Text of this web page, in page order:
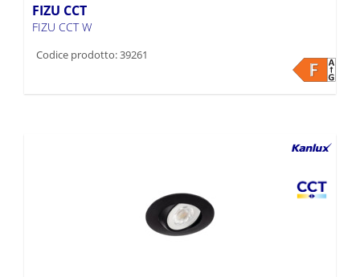
FIZU CCT
FIZU CCT W
Codice prodotto: 39261